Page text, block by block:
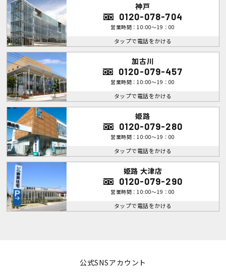
神戸
0120-078-704
営業時間：10:00～19：00
タップで電話をかける
加古川
0120-079-457
営業時間：10:00～19：00
タップで電話をかける
姫路
0120-079-280
営業時間：10:00～19：00
タップで電話をかける
姫路 大津店
0120-079-290
営業時間：10:00～19：00
タップで電話をかける
公式SNSアカウント